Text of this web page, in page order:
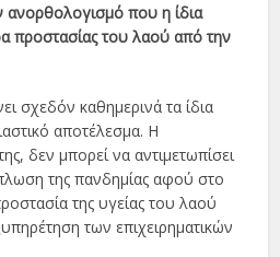
ανορθολογισμό που η ίδια
προστασίας του λαού από την
σχεδόν καθημερινά τα ίδια
αποτέλεσμα. Η
δεν μπορεί να αντιμετωπίσει
της πανδημίας αφού στο
της υγείας του λαού
των επιχειρηματικών